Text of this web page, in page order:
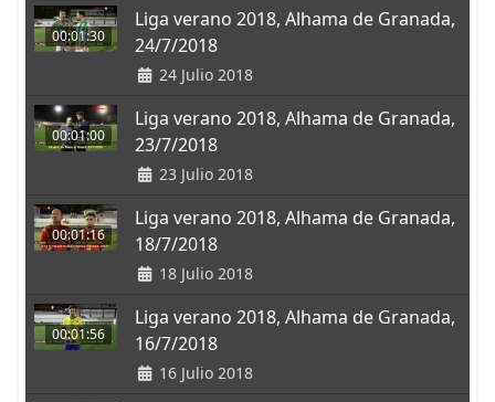
00:01:30
Liga verano 2018, Alhama de Granada,
24/7/2018
24 Julio 2018
00:01:00
Liga verano 2018, Alhama de Granada,
23/7/2018
23 Julio 2018
00:01:16
Liga verano 2018, Alhama de Granada,
18/7/2018
18 Julio 2018
00:01:56
Liga verano 2018, Alhama de Granada,
16/7/2018
16 Julio 2018